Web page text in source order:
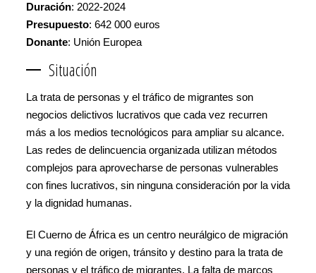
Duración: 2022-2024
Presupuesto: 642 000 euros
Donante: Unión Europea
Situación
La trata de personas y el tráfico de migrantes son
negocios delictivos lucrativos que cada vez recurren
más a los medios tecnológicos para ampliar su alcance.
Las redes de delincuencia organizada utilizan métodos
complejos para aprovecharse de personas vulnerables
con fines lucrativos, sin ninguna consideración por la vida
y la dignidad humanas.
El Cuerno de África es un centro neurálgico de migración
y una región de origen, tránsito y destino para la trata de
personas y el tráfico de migrantes. La falta de marcos